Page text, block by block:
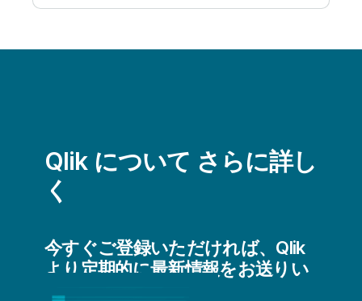
Qlik について さらに詳し
く
今すぐご登録いただければ、Qlik
より定期的に最新情報をお送りい